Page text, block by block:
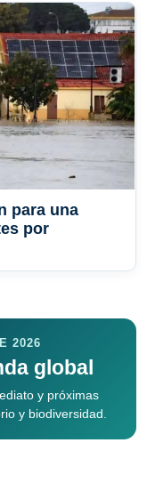
para una
por
2026
global
y próximas
y biodiversidad.